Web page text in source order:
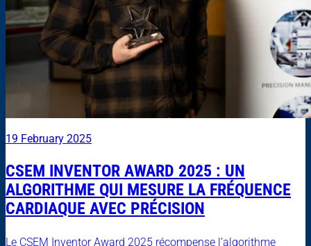
19 February 2025
CSEM INVENTOR AWARD 2025 : UN
ALGORITHME QUI MESURE LA FRÉQUENCE
CARDIAQUE AVEC PRÉCISION
Le CSEM Inventor Award 2025 récompense l’algorithme